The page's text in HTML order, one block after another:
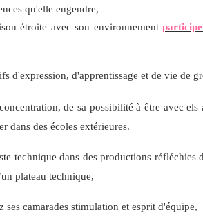
qu'elle engendre,
étroite avec son environnement
d'expression, d'apprentissage et de vie de
de sa possibilité à être avec els
dans des écoles extérieures.
technique dans des productions réfléchies
plateau technique,
ses camarades stimulation et esprit d'équipe,